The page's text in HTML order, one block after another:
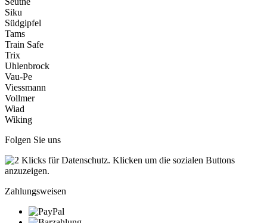
Siku
Südgipfel
Tams
Train Safe
Trix
Uhlenbrock
Vau-Pe
Viessmann
Vollmer
Wiad
Wiking
Folgen Sie uns
Zahlungsweisen